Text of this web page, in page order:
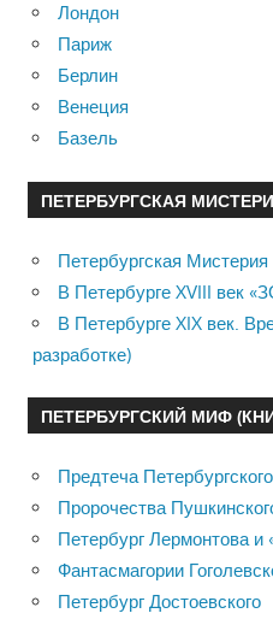
Лондон
Париж
Берлин
Венеция
Базель
ПЕТЕРБУРГСКАЯ
Петербургская Мистерия
В Петербурге XVIII век
В Петербурге XIX век.
разработке)
ПЕТЕРБУРГСКИЙ МИФ
Предтеча
Пророчества
Петербург Лермонтова и
Фантасмагории
Петербург Достоевского